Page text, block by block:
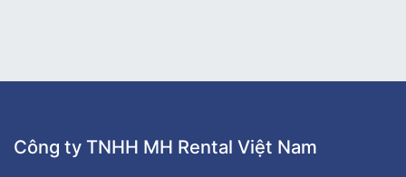
Công ty TNHH MH Rental Việt Nam